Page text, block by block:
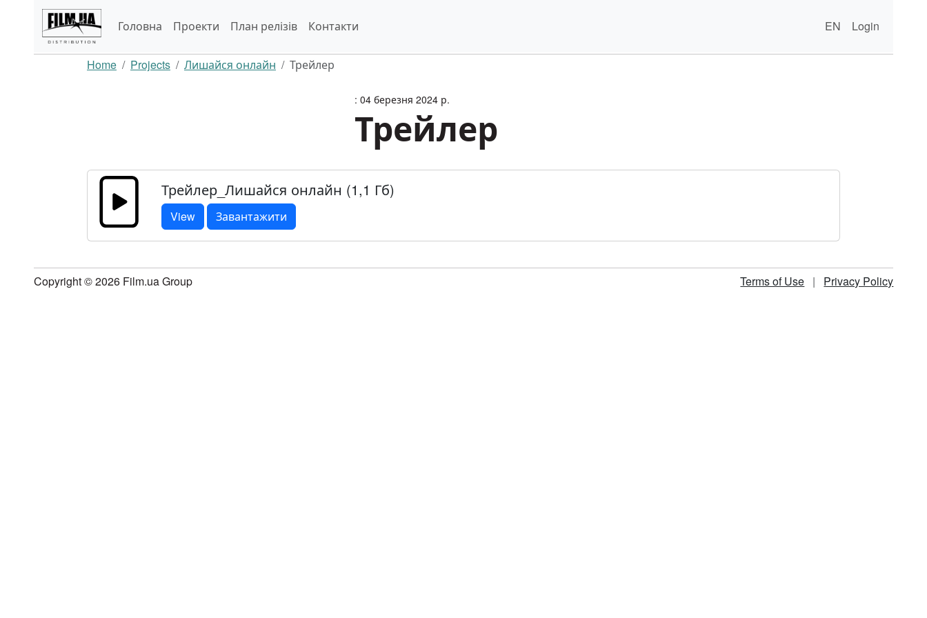
Головна Проекти План релізів Контакти EN Login
Home Projects Лишайся онлайн Трейлер
: 04 березня 2024 р.
Трейлер
Трейлер_Лишайся онлайн (1,1 Гб)
View Завантажити
Copyright © 2026 Film.ua Group Terms of Use | Privacy Policy